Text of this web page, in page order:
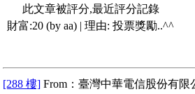
此文章被評分,最近評分記錄
財富:20 (by aa) | 理由: 投票獎勵..^^
[288 樓] From：臺灣中華電信股份有限